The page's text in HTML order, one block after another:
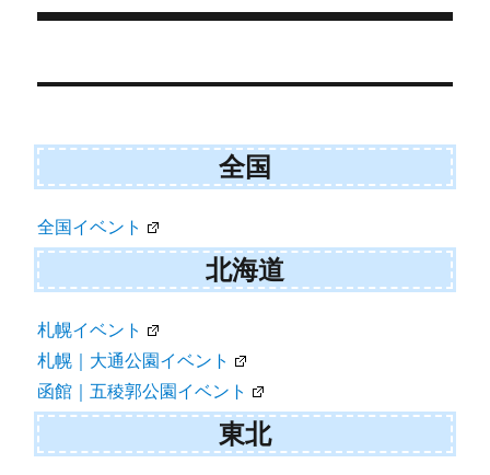
稿
ナ
ビ
ゲ
ー
シ
ョ
ン
全国
全国イベント
北海道
札幌イベント
札幌｜大通公園イベント
函館｜五稜郭公園イベント
東北